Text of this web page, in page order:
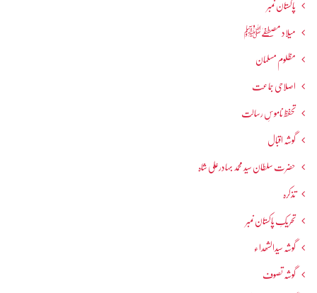
پاکستان نمبر
میلاد مصطفےٰﷺ
مظلوم مسلمان
اصلاحی جماعت
تحفظ ناموسِ رسالت
گوشہ اقبال
حضرت سلطان سید محمد بہادرعلی شاہ
تذکرہ
تحریکِ پاکستان نمبر
گوشہ سیدالشھداء
گوشہ تصوف